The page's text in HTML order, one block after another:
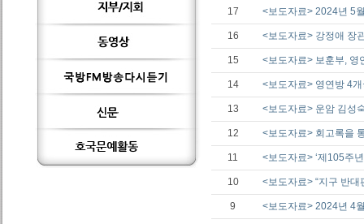
17 <보도자료> 2024년 5
16 <보도자료> 강정애 장
15 <보도자료> 보훈부,
14 <보도자료> 영연방 4
13 <보도자료> 운암 김성
12 <보도자료> 회고록을
11 <보도자료> ‘제105주
10 <보도자료> “지구 반
9 <보도자료> 2024년 4